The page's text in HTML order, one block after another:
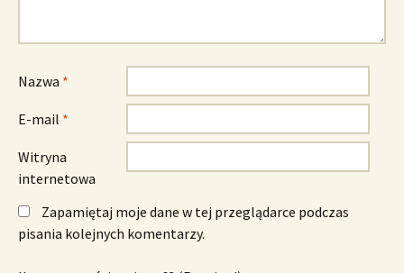
Nazwa *
E-mail *
Witryna
internetowa
Zapamiętaj moje dane w tej przeglądarce podczas
pisania kolejnych komentarzy.